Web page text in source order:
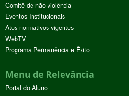
Comitê de não violência
Eventos Institucionais
Atos normativos vigentes
WebTV
Programa Permanência e Êxito
Menu de Relevância
Portal do Aluno